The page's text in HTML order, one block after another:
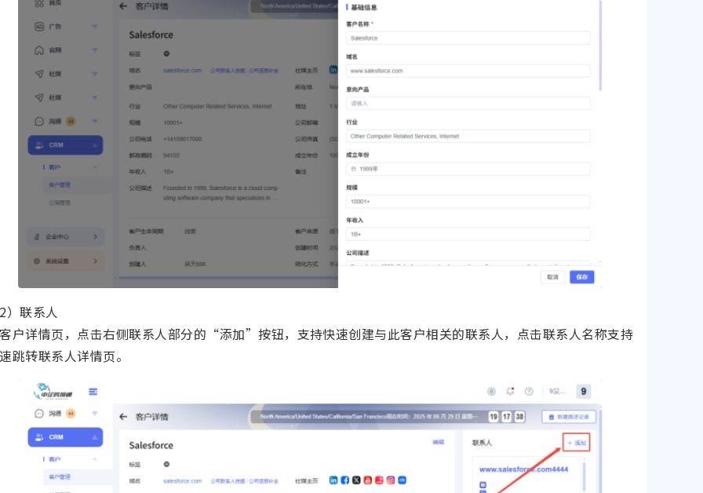
2）联系人
户详情页，点击右侧联系人部分的“添加”按钮，支持快速创建与此客户相关的联系人，点击联系人名称支持
跳转联系人详情页。